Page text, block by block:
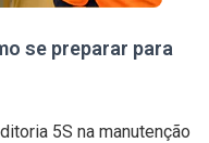
se preparar para
5S na manutenção